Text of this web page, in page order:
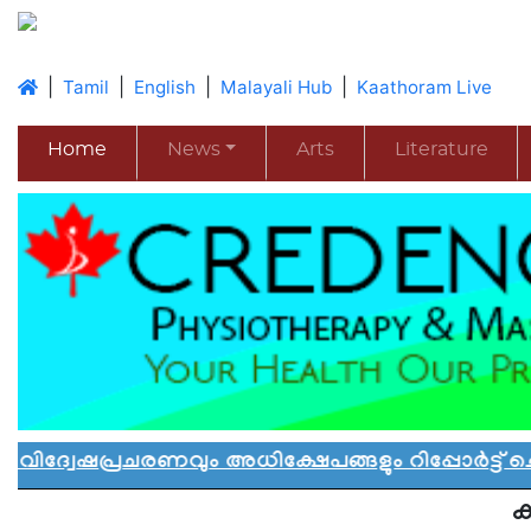
|Tamil English Malayali Hub Kaathoram Live
Home News Arts Literature
അധിക്ഷേപങ്ങളും റിപ്പോർട്ട് ചെയ്യാൻ